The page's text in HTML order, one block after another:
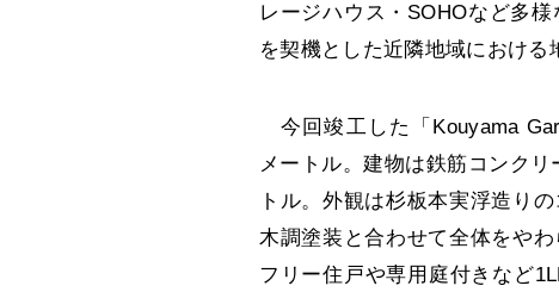
レージハウス・SOHOなど多
を契機とした近隣地域における
今回竣工した「Kouyama
メートル。建物は鉄筋コンク
トル。外観は杉板本実浮造り
木調塗装と合わせて全体をや
フリー住戸や専用庭付きなど